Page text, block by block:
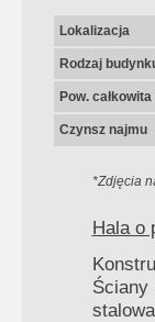
Lokalizacja
Rodzaj
Pow.
Czynsz najmu
*Zdjęcia
Hala o